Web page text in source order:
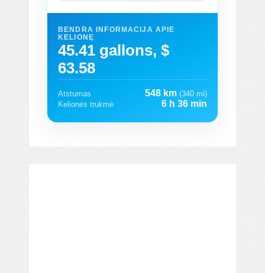
BENDRA INFORMACIJA APIE
KELIONĘ
45.41 gallons, $
63.58
Atstumas 548 km (340 mi)
Kelionės trukmė
6 h 36 min